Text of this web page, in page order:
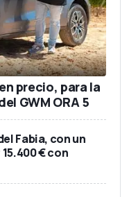
euros (sin IVA)
precio, para la
GWM ORA 5
Fabia, con un
€ con